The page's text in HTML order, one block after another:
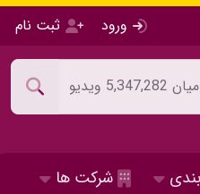
ورود ثبت نام
شرکت ها